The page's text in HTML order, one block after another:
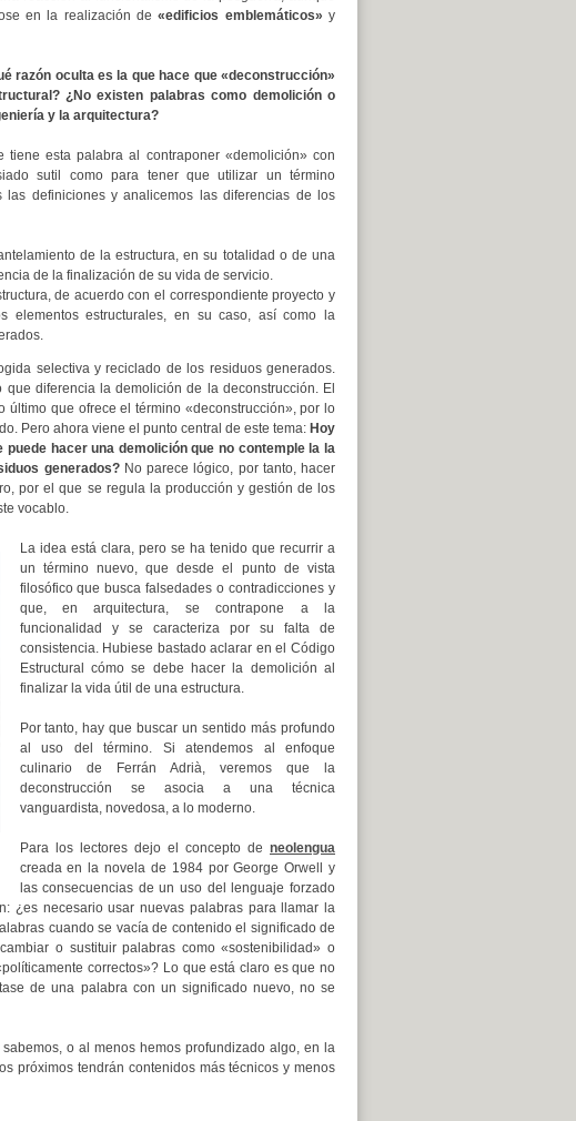
en la realización de«edificios emblemáticos» y
razón oculta es la que hace que «deconstrucción»
¿No existen palabras como demolición o
y la arquitectura?
esta palabra al contraponer «demolición» con
sutil como para tener que utilizar un término
las definiciones y analicemos las diferencias de los
de la estructura, en su totalidad o de una
de la finalización de su vida de servicio.
de acuerdo con el correspondiente proyecto y
elementos estructurales, en su caso, así como la
selectiva y reciclado de los residuos generados.
diferencia la demolición de la deconstrucción. El
último que ofrece el término «deconstrucción», por lo
Pero ahora viene el punto central de este tema: Hoy
hacer una demolición que no contemple la la
generados?No parece lógico, por tanto, hacer
por el que se regula la producción y gestión de los
vocablo.
La idea está clara, pero se ha tenido que recurrir a
un término nuevo, que desde el punto de vista
filosófico que busca falsedades o contradicciones y
que, en arquitectura, se contrapone a la
funcionalidad y se caracteriza por su falta de
consistencia. Hubiese bastado aclarar en el Código
Estructural cómo se debe hacer la demolición al
finalizar la vida útil de una estructura.
Por tanto, hay que buscar un sentido más profundo
al uso del término. Si atendemos al enfoque
culinario de Ferrán Adrià, veremos que la
deconstrucción se asocia a una técnica
vanguardista, novedosa, a lo moderno.
Para los lectores dejo el concepto de neolengua
creada en la novela de 1984 por George Orwell y
las consecuencias de un uso del lenguaje forzado
¿es necesario usar nuevas palabras para llamar la
cuando se vacía de contenido el significado de
o sustituir palabras como «sostenibilidad» o
correctos»? Lo que está claro es que no
de una palabra con un significado nuevo, no se
o al menos hemos profundizado algo, en la
próximos tendrán contenidos más técnicos y menos